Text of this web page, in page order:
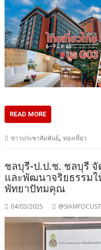
READ MORE
ข่าวประชาสัมพันธ์,ท่องเที่ยว
ชลบุรี-ป.ป.ช. ชลบุรี จั
และพัฒนาจริยธรรม
พัทยาปัทมคุณ
04/03/2025